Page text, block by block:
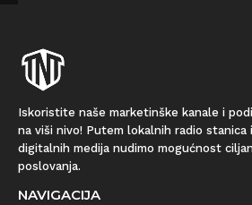
Iskoristite naše marketinške kanale i
na viši nivo! Putem lokalnih radio
digitalnih medija nudimo mogućnost
poslovanja.
NAVIGACIJA